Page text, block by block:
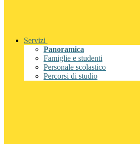
Servizi
Panoramica
Famiglie e studenti
Personale scolastico
Percorsi di studio